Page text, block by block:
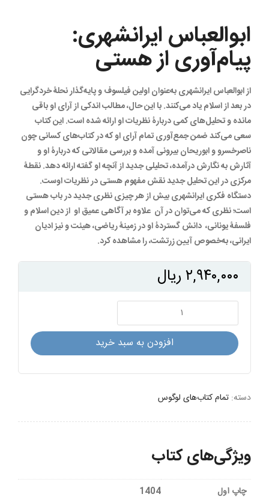
ابوالعباس ایرانشهری:
پیام‌آوری از هستی
از ابوالعباس ایرانشهری به‌عنوان اولین فیلسوف و پایه‌گذار نحلۀ خردگرایی
در بعد از اسلام یاد می‌کنند. با این حال، مطالب اندکی از آرای او باقی
مانده و تحلیل‌های کمی دربارۀ نظریات او ارائه شده است. این کتاب
سعی می‌کند ضمن جمع‌آوری تمام آرای او که در کتاب‌های کسانی چون
ناصرخسرو و ابوریحان بیرونی آمده و بررسی مقالاتی که دربارۀ او و
آثارش به نگارش درآمده، تحلیلی جدید از آنچه او گفته ارائه دهد. نقطۀ
مرکزی در این تحلیل جدید نقش مفهوم هستی در نظریات اوست.
دستگاه فکری ایرانشهری بیش از هر چیزی نظری جدید در باب هستی
است؛ نظری که می‌توان در آن علاوه بر آگاهی عمیق او از دین اسلام و
فلسفۀ یونانی، دانش گستردۀ او در زمینۀ ریاضی، هیئت و نیز ادیان
ایرانی، به‌خصوص آیین زرتشت، را مشاهده کرد.
۲,۹۴۰,۰۰۰ریال
ایرانشهری:
پیام‌آوری
از
افزودن به سبد خرید
دسته: تمام کتاب‌های لوگوس
ویژگی‌های کتاب
چاپ اول
1404